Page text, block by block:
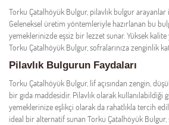
Torku Çatalhöyük Bulgur, pilavlık bulgur
Geleneksel üretim yöntemleriyle hazırlanan bu
yemeklerinizde eşsiz bir lezzet sunar. Yüksek
Torku Çatalhöyük Bulgur, sofralarınıza zenginlik
Pilavlık Bulgurun Faydaları
Torku Çatalhöyük Bulgur, lif açısından zengin,
bir gıda maddesidir. Pilavlık olarak kullanılabildiği
yemeklerinize eşlikçi olarak da rahatlıkla tercih
ideal bir alternatif sunan Torku Çatalhöyük Bulgur,